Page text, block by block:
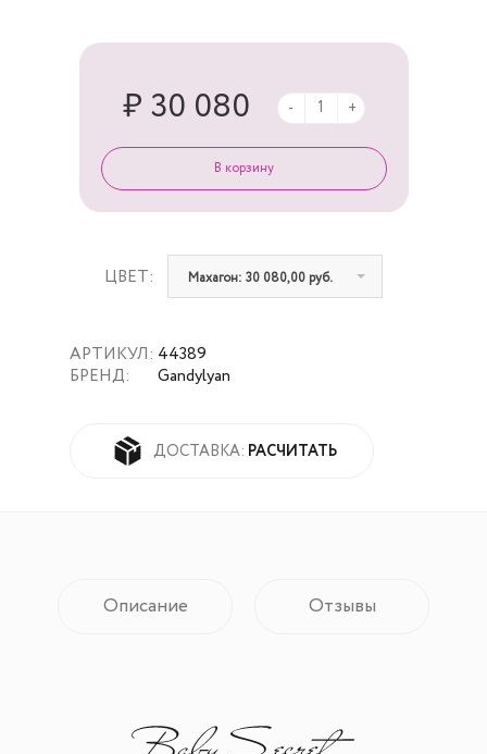
АРТИКУЛ:
БРЕНД:
44389
Gandylyan
ДОСТАВКА: РАСЧИТАТЬ
ЦВЕТ: Махагон: 30 080,00 руб.
₽ 30 080 - +
Описание Отзывы